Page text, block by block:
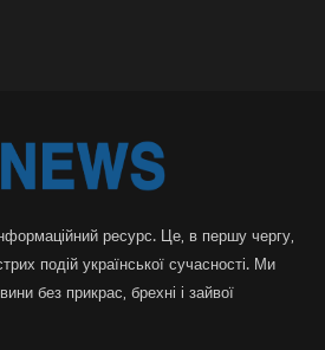
ресурс. Це, в першу чергу,
подій української сучасності. Ми
без прикрас, брехні і зайвої